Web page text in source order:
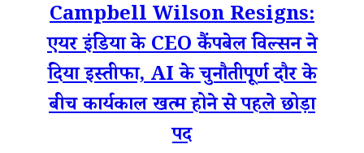
Campbell Wilson Resigns:
एयर इंडिया के CEO कैंपबेल विल्सन ने
दिया इस्तीफा, AI के चुनौतीपूर्ण दौर के
बीच कार्यकाल खत्म होने से पहले छोड़ा
पद